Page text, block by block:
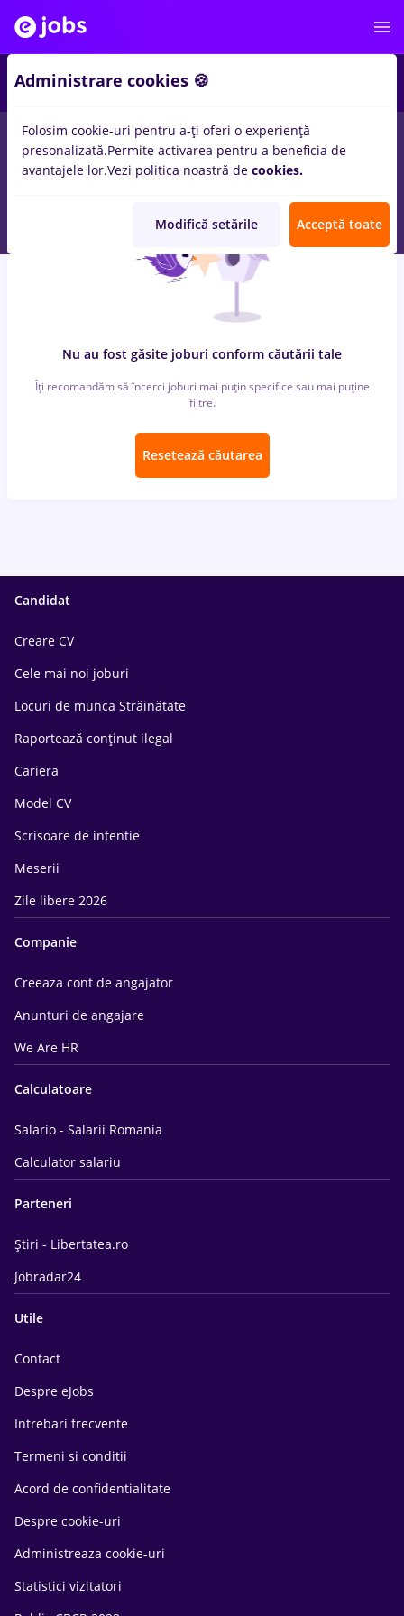
locuri de muncailustratorinIasi (Iasi)pentruEntry-Level (< 2
ani)
Nu au fost găsite joburi conform căutării tale
Îți recomandăm să încerci joburi mai puțin specifice sau mai puține
filtre.
Resetează căutarea
Candidat
Creare CV
Cele mai noi joburi
Locuri de munca Străinătate
Raportează conținut ilegal
Cariera
Model CV
Scrisoare de intentie
Meserii
Zile libere 2026
Companie
Creeaza cont de angajator
Anunturi de angajare
We Are HR
Calculatoare
Salario - Salarii Romania
Calculator salariu
Parteneri
Știri - Libertatea.ro
Jobradar24
Utile
Contact
Despre eJobs
Intrebari frecvente
Termeni si conditii
Acord de confidentialitate
Despre cookie-uri
Administreaza cookie-uri
Statistici vizitatori
Administrare cookies 🍪
Folosim cookie-uri pentru a-ți oferi o experiență
presonalizată.Permite activarea pentru a beneficia de
avantajele lor.Vezi politica noastră de cookies.
Modifică setările Acceptă toate